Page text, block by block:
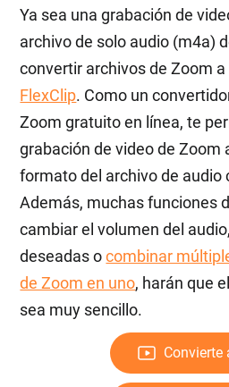
Ya sea una grabación de
archivo de solo audio (m4a)
convertir archivos de Zoom
FlexClip. Como un
Zoom gratuito en línea, te
grabación de video de Zoom
formato del archivo de audio
Además, muchas funciones
cambiar el volumen del
deseadas ocombinar
de Zoom en uno, harán que
sea muy sencillo.
Convierte